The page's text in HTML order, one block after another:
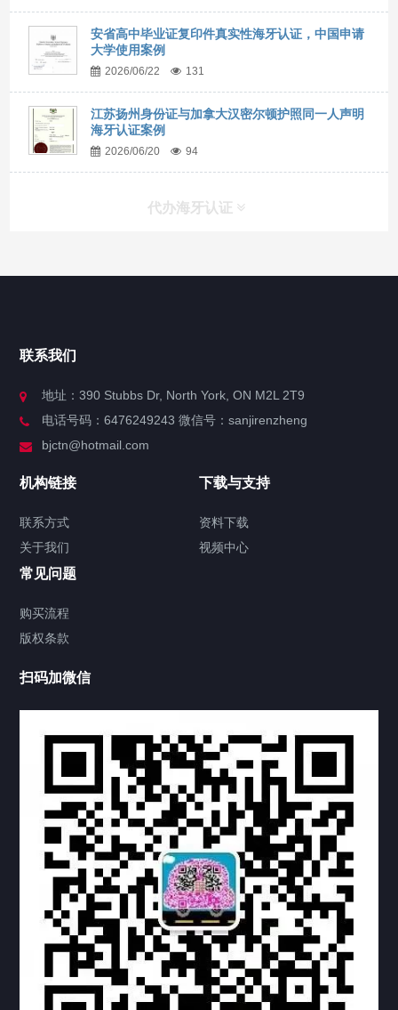
安省高中毕业证复印件真实性海牙认证，中国申请
大学使用案例
2026/06/22 131
江苏扬州身份证与加拿大汉密尔顿护照同一人声明
海牙认证案例
2026/06/20 94
代办海牙认证
服务分类
签署类文件海牙认证程序费用
视频中心
热门标签 TAG
机构链接
联系方式 关于我们
下载与支持
资料下载 视频中心
常见问题
购买流程 版权条款
联系我们
地址：390 Stubbs Dr, North York, ON M2L 2T9
电话号码：6476249243 微信号：sanjirenzheng
bjctn@hotmail.com
机构链接
联系方式
关于我们
下载与支持
资料下载
视频中心
常见问题
购买流程
版权条款
扫码加微信